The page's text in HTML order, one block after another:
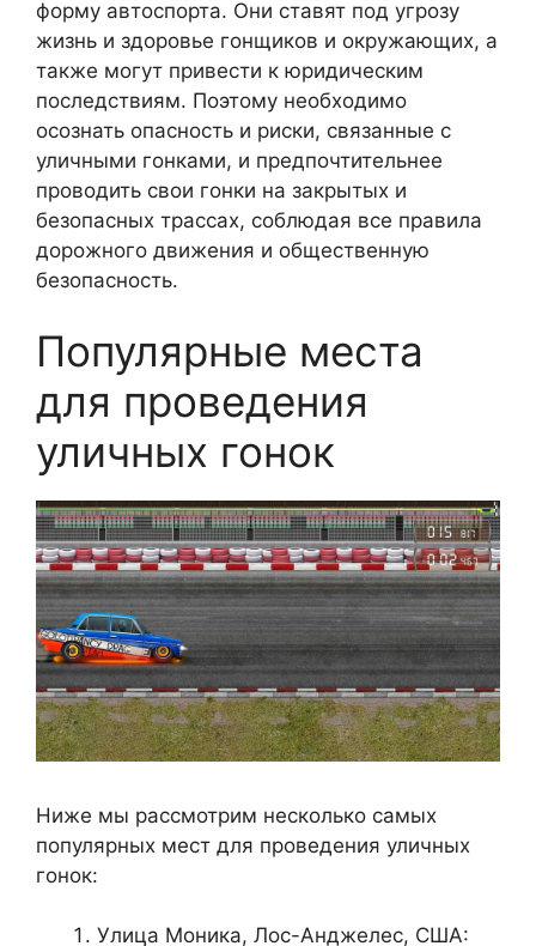
форму автоспорта. Они ставят под угрозу
жизнь и здоровье гонщиков и окружающих, а
также могут привести к юридическим
последствиям. Поэтому необходимо
осознать опасность и риски, связанные с
уличными гонками, и предпочтительнее
проводить свои гонки на закрытых и
безопасных трассах, соблюдая все правила
дорожного движения и общественную
безопасность.
Популярные места
для проведения
уличных гонок
Ниже мы рассмотрим несколько самых
популярных мест для проведения уличных
гонок:
Улица Моника, Лос-Анджелес, США: